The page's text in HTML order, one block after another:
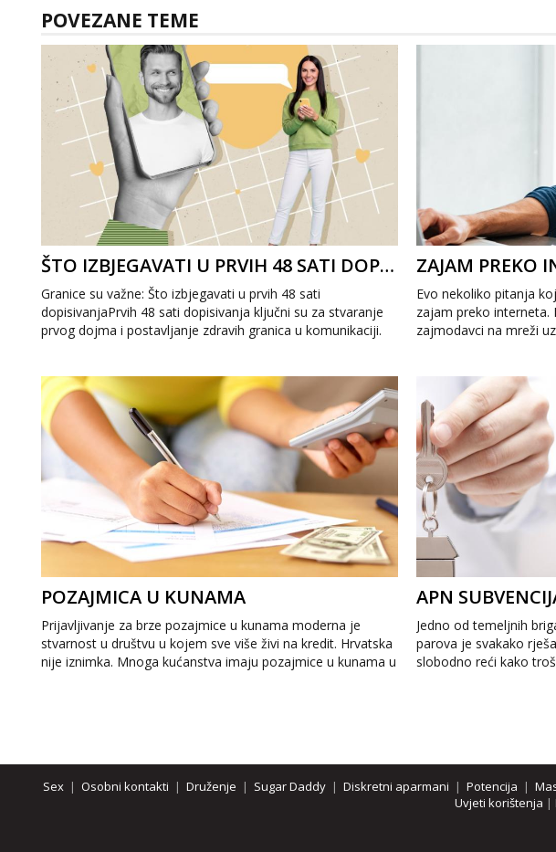
POVEZANE TEME
ŠTO IZBJEGAVATI U PRVIH 48 SATI DOPISIVANJA
Granice su važne: Što izbjegavati u prvih 48 sati
dopisivanjaPrvih 48 sati dopisivanja ključni su za stvaranje
prvog dojma i postavljanje zdravih granica u komunikaciji.
ZAJAM PREKO
Evo nekoliko pitanja
zajam preko interneta.
zajmodavci na mreži
POZAJMICA U KUNAMA
Prijavljivanje za brze pozajmice u kunama moderna je
stvarnost u društvu u kojem sve više živi na kredit. Hrvatska
nije iznimka. Mnoga kućanstva imaju pozajmice u kunama u
APN
Jedno od temeljnih
parova je svakako
slobodno reći kako
Sex | Osobni kontakti | Druženje | Sugar Daddy | Diskretni aparmani | Potencija |
Uvjeti korištenja |